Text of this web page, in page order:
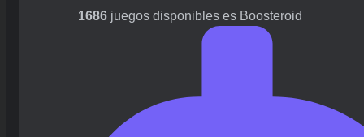
1686 juegos disponibles es Boosteroid